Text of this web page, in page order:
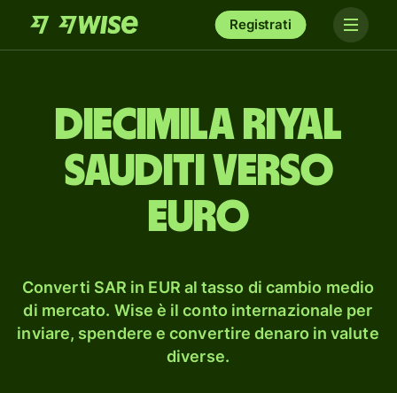
Registrati
dieci­mila riyal
sauditi verso
euro
Converti SAR in EUR al tasso di cambio medio
di mercato. Wise è il conto internazionale per
inviare, spendere e convertire denaro in valute
diverse.